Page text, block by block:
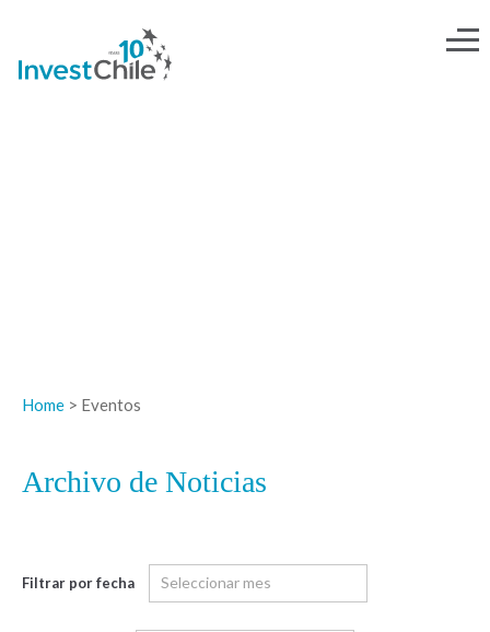
Home > Eventos
Archivo de Noticias
Filtrar por fecha